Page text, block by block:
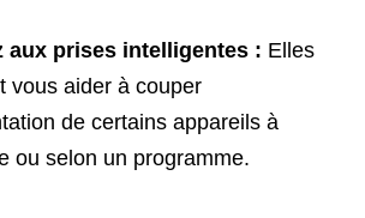
aux prises intelligentes : Elles
vous aider à couper
de certains appareils à
ou selon un programme.